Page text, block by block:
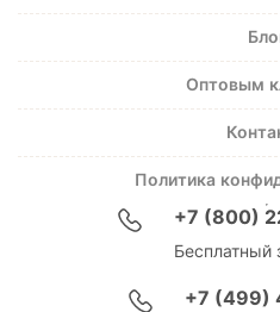
Оптовым
Политика
+7 (800)
Бесплатный
+7 (499)